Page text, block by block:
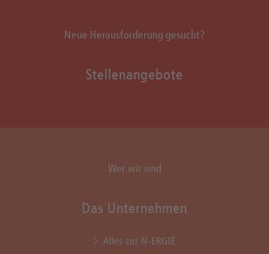
Neue Herausforderung gesucht?
Stellenangebote
Wer wir sind
Das Unternehmen
Alles zur N‑ERGIE